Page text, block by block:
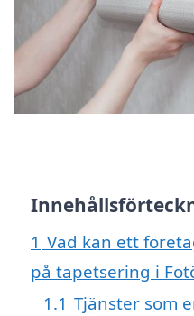
1 Vad kan ett
på tapetsering i
1.1 Tjänster som